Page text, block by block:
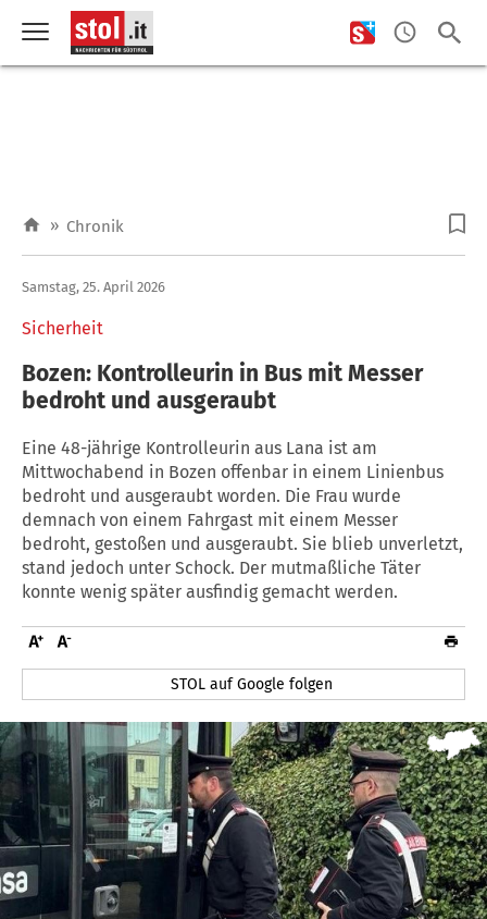
» Chronik
Sicherheit
Samstag, 25. April 2026
Bozen: Kontrolleurin in Bus mit Messer
bedroht und ausgeraubt
Eine 48-jährige Kontrolleurin aus Lana ist am
Mittwochabend in Bozen offenbar in einem Linienbus
bedroht und ausgeraubt worden. Die Frau wurde
demnach von einem Fahrgast mit einem Messer
bedroht, gestoßen und ausgeraubt. Sie blieb unverletzt,
stand jedoch unter Schock. Der mutmaßliche Täter
konnte wenig später ausfindig gemacht werden.
STOL auf Google folgen